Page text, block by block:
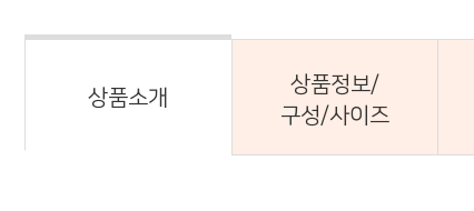
상품소개
상품정보/
구성/사이즈